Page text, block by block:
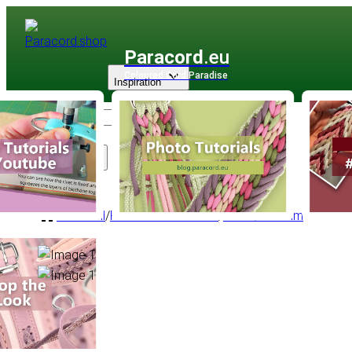
Paracord .eu
Coloured Cord Paradise
Sortiment
Inspiration
PPM Seil/PPM Basic Rundseil/Rund Ø 10 mm